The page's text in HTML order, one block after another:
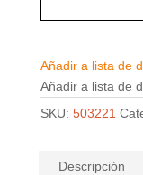
Añadir a lista de
Añadir a lista de
SKU: 503221
Descripción